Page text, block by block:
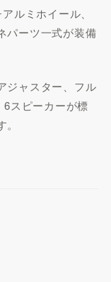
ルミホイール、
パーツ一式が装備
ジャスター、フル
スピーカーが標